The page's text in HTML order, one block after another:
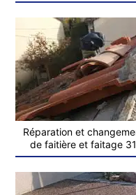
Réparation et
de faitière et faitage 31